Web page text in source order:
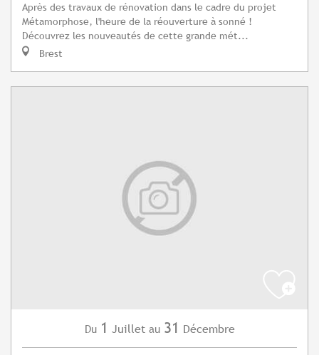
Après des travaux de rénovation dans le cadre du projet
Métamorphose, l'heure de la réouverture à sonné !
Découvrez les nouveautés de cette grande mét...
Brest
Du 1 Juillet au 31 Décembre